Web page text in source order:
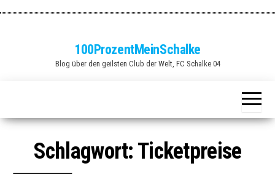
100ProzentMeinSchalke
Blog über den geilsten Club der Welt, FC Schalke 04
Schlagwort: Ticketpreise